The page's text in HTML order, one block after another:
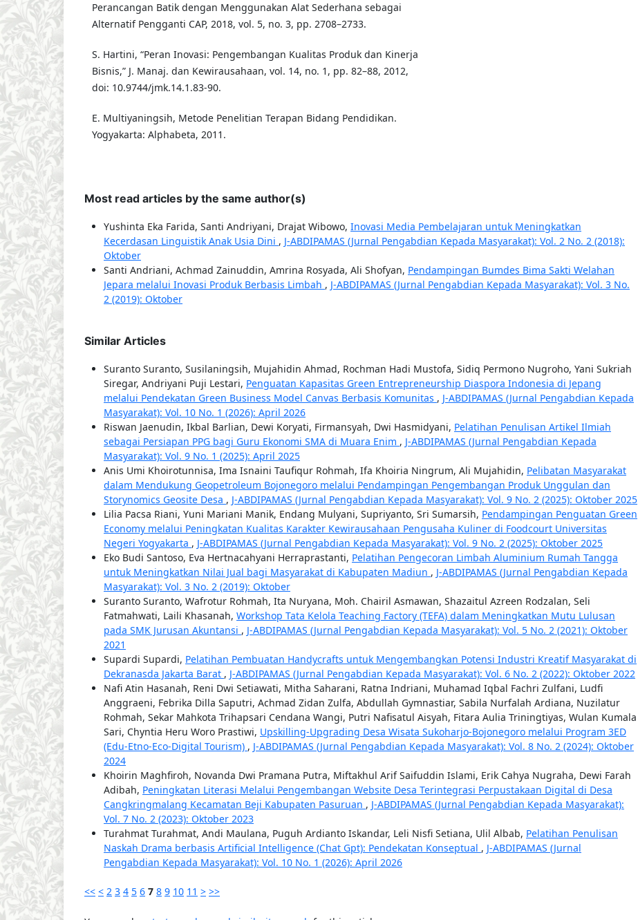
Perancangan Batik dengan Menggunakan Alat Sederhana sebagai
Alternatif Pengganti CAP, 2018, vol. 5, no. 3, pp. 2708–2733.
S. Hartini, “Peran Inovasi: Pengembangan Kualitas Produk dan Kinerja
Bisnis,” J. Manaj. dan Kewirausahaan, vol. 14, no. 1, pp. 82–88, 2012,
doi: 10.9744/jmk.14.1.83-90.
E. Multiyaningsih, Metode Penelitian Terapan Bidang Pendidikan.
Yogyakarta: Alphabeta, 2011.
Most read articles by the same author(s)
Yushinta Eka Farida, Santi Andriyani, Drajat Wibowo, Inovasi Media Pembelajaran untuk Meningkatkan
Kecerdasan Linguistik Anak Usia Dini , J-ABDIPAMAS (Jurnal Pengabdian Kepada Masyarakat): Vol. 2 No. 2 (2018):
Oktober
Santi Andriani, Achmad Zainuddin, Amrina Rosyada, Ali Shofyan, Pendampingan Bumdes Bima Sakti Welahan
Jepara melalui Inovasi Produk Berbasis Limbah , J-ABDIPAMAS (Jurnal Pengabdian Kepada Masyarakat): Vol. 3 No.
2 (2019): Oktober
Similar Articles
Suranto Suranto, Susilaningsih, Mujahidin Ahmad, Rochman Hadi Mustofa, Sidiq Permono Nugroho, Yani Sukriah
Siregar, Andriyani Puji Lestari, Penguatan Kapasitas Green Entrepreneurship Diaspora Indonesia di Jepang
melalui Pendekatan Green Business Model Canvas Berbasis Komunitas , J-ABDIPAMAS (Jurnal Pengabdian Kepada
Masyarakat): Vol. 10 No. 1 (2026): April 2026
Riswan Jaenudin, Ikbal Barlian, Dewi Koryati, Firmansyah, Dwi Hasmidyani, Pelatihan Penulisan Artikel Ilmiah
sebagai Persiapan PPG bagi Guru Ekonomi SMA di Muara Enim , J-ABDIPAMAS (Jurnal Pengabdian Kepada
Masyarakat): Vol. 9 No. 1 (2025): April 2025
Anis Umi Khoirotunnisa, Ima Isnaini Taufiqur Rohmah, Ifa Khoiria Ningrum, Ali Mujahidin, Pelibatan Masyarakat
dalam Mendukung Geopetroleum Bojonegoro melalui Pendampingan Pengembangan Produk Unggulan dan
Storynomics Geosite Desa , J-ABDIPAMAS (Jurnal Pengabdian Kepada Masyarakat): Vol. 9 No. 2 (2025): Oktober 2025
Lilia Pacsa Riani, Yuni Mariani Manik, Endang Mulyani, Supriyanto, Sri Sumarsih, Pendampingan Penguatan Green
Economy melalui Peningkatan Kualitas Karakter Kewirausahaan Pengusaha Kuliner di Foodcourt Universitas
Negeri Yogyakarta , J-ABDIPAMAS (Jurnal Pengabdian Kepada Masyarakat): Vol. 9 No. 2 (2025): Oktober 2025
Eko Budi Santoso, Eva Hertnacahyani Herraprastanti, Pelatihan Pengecoran Limbah Aluminium Rumah Tangga
untuk Meningkatkan Nilai Jual bagi Masyarakat di Kabupaten Madiun , J-ABDIPAMAS (Jurnal Pengabdian Kepada
Masyarakat): Vol. 3 No. 2 (2019): Oktober
Suranto Suranto, Wafrotur Rohmah, Ita Nuryana, Moh. Chairil Asmawan, Shazaitul Azreen Rodzalan, Seli
Fatmahwati, Laili Khasanah, Workshop Tata Kelola Teaching Factory (TEFA) dalam Meningkatkan Mutu Lulusan
pada SMK Jurusan Akuntansi , J-ABDIPAMAS (Jurnal Pengabdian Kepada Masyarakat): Vol. 5 No. 2 (2021): Oktober
2021
Supardi Supardi, Pelatihan Pembuatan Handycrafts untuk Mengembangkan Potensi Industri Kreatif Masyarakat di
Dekranasda Jakarta Barat , J-ABDIPAMAS (Jurnal Pengabdian Kepada Masyarakat): Vol. 6 No. 2 (2022): Oktober 2022
Nafi Atin Hasanah, Reni Dwi Setiawati, Mitha Saharani, Ratna Indriani, Muhamad Iqbal Fachri Zulfani, Ludfi
Anggraeni, Febrika Dilla Saputri, Achmad Zidan Zulfa, Abdullah Gymnastiar, Sabila Nurfalah Ardiana, Nuzilatur
Rohmah, Sekar Mahkota Trihapsari Cendana Wangi, Putri Nafisatul Aisyah, Fitara Aulia Triningtiyas, Wulan Kumala
Sari, Chyntia Heru Woro Prastiwi, Upskilling-Upgrading Desa Wisata Sukoharjo-Bojonegoro melalui Program 3ED
(Edu-Etno-Eco-Digital Tourism) , J-ABDIPAMAS (Jurnal Pengabdian Kepada Masyarakat): Vol. 8 No. 2 (2024): Oktober
2024
Khoirin Maghfiroh, Novanda Dwi Pramana Putra, Miftakhul Arif Saifuddin Islami, Erik Cahya Nugraha, Dewi Farah
Adibah, Peningkatan Literasi Melalui Pengembangan Website Desa Terintegrasi Perpustakaan Digital di Desa
Cangkringmalang Kecamatan Beji Kabupaten Pasuruan , J-ABDIPAMAS (Jurnal Pengabdian Kepada Masyarakat):
Vol. 7 No. 2 (2023): Oktober 2023
Turahmat Turahmat, Andi Maulana, Puguh Ardianto Iskandar, Leli Nisfi Setiana, Ulil Albab, Pelatihan Penulisan
Naskah Drama berbasis Artificial Intelligence (Chat Gpt): Pendekatan Konseptual , J-ABDIPAMAS (Jurnal
Pengabdian Kepada Masyarakat): Vol. 10 No. 1 (2026): April 2026
<< < 2 3 4 5 6 7 8 9 10 11 > >>